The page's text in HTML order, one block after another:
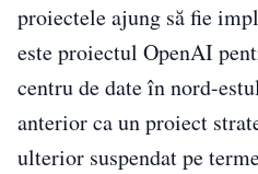
proiectele ajung să fie
este proiectul OpenAI
centru de date în nord-
anterior ca un proiect
ulterior suspendat pe